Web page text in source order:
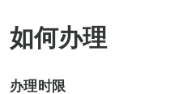
如何办理
办理时限